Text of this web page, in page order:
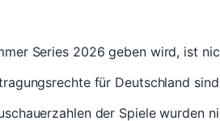
Series 2026 geben wird, ist
für Deutschland
der Spiele wurden